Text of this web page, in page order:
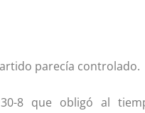
parecía controlado.
8 que obligó al